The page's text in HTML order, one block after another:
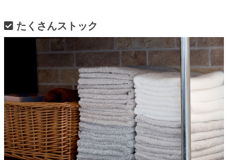
たくさんストック